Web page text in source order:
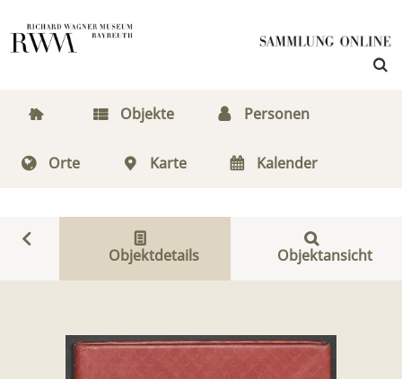
Objekte Personen
Orte Karte Kalender
Objektdetails Objektansicht